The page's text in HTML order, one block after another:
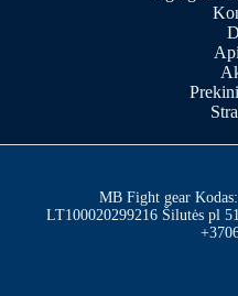
MB Fight gear
LT100020299216 Šilutės pl